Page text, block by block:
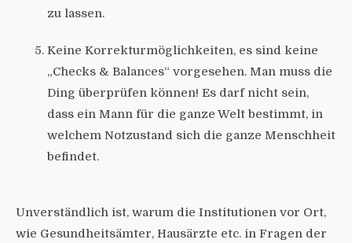
zu lassen.
Keine Korrekturmöglichkeiten, es sind keine
„Checks & Balances“ vorgesehen. Man muss die
Ding überprüfen können! Es darf nicht sein,
dass ein Mann für die ganze Welt bestimmt, in
welchem Notzustand sich die ganze Menschheit
befindet.
Unverständlich ist, warum die Institutionen vor Ort,
wie Gesundheitsämter, Hausärzte etc. in Fragen der